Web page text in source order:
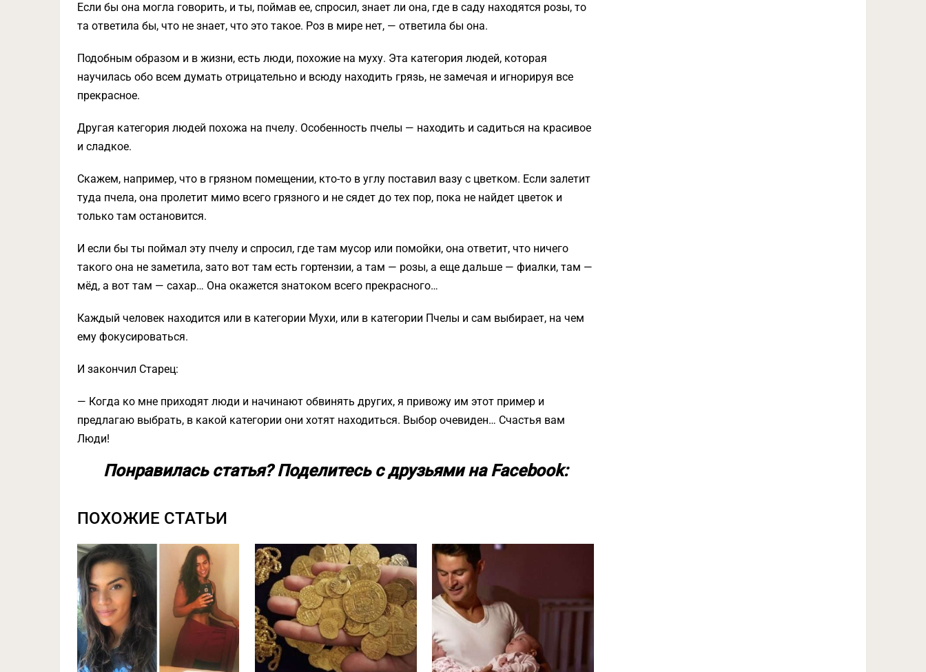
Если бы она могла говорить, и ты, поймав ее, спросил, знает ли она, где в саду находятся розы, то
та ответила бы, что не знает, что это такое. Роз в мире нет, — ответила бы она.
Подобным образом и в жизни, есть люди, похожие на муху. Эта категория людей, которая
научилась обо всем думать отрицательно и всюду находить грязь, не замечая и игнорируя все
прекрасное.
Другая категория людей похожа на пчелу. Особенность пчелы — находить и садиться на красивое
и сладкое.
Скажем, например, что в грязном помещении, кто-то в углу поставил вазу с цветком. Если залетит
туда пчела, она пролетит мимо всего грязного и не сядет до тех пор, пока не найдет цветок и
только там остановится.
И если бы ты поймал эту пчелу и спросил, где там мусор или помойки, она ответит, что ничего
такого она не заметила, зато вот там есть гортензии, а там — розы, а еще дальше — фиалки, там —
мёд, а вот там — сахар… Она окажется знатоком всего прекрасного…
Каждый человек находится или в категории Мухи, или в категории Пчелы и сам выбирает, на чем
ему фокусироваться.
И закончил Старец:
— Когда ко мне приходят люди и начинают обвинять других, я привожу им этот пример и
предлагаю выбрать, в какой категории они хотят находиться. Выбор очевиден… Счастья вам
Люди!
Понравилась статья? Поделитесь с друзьями на Facebook:
ПОХОЖИЕ СТАТЬИ